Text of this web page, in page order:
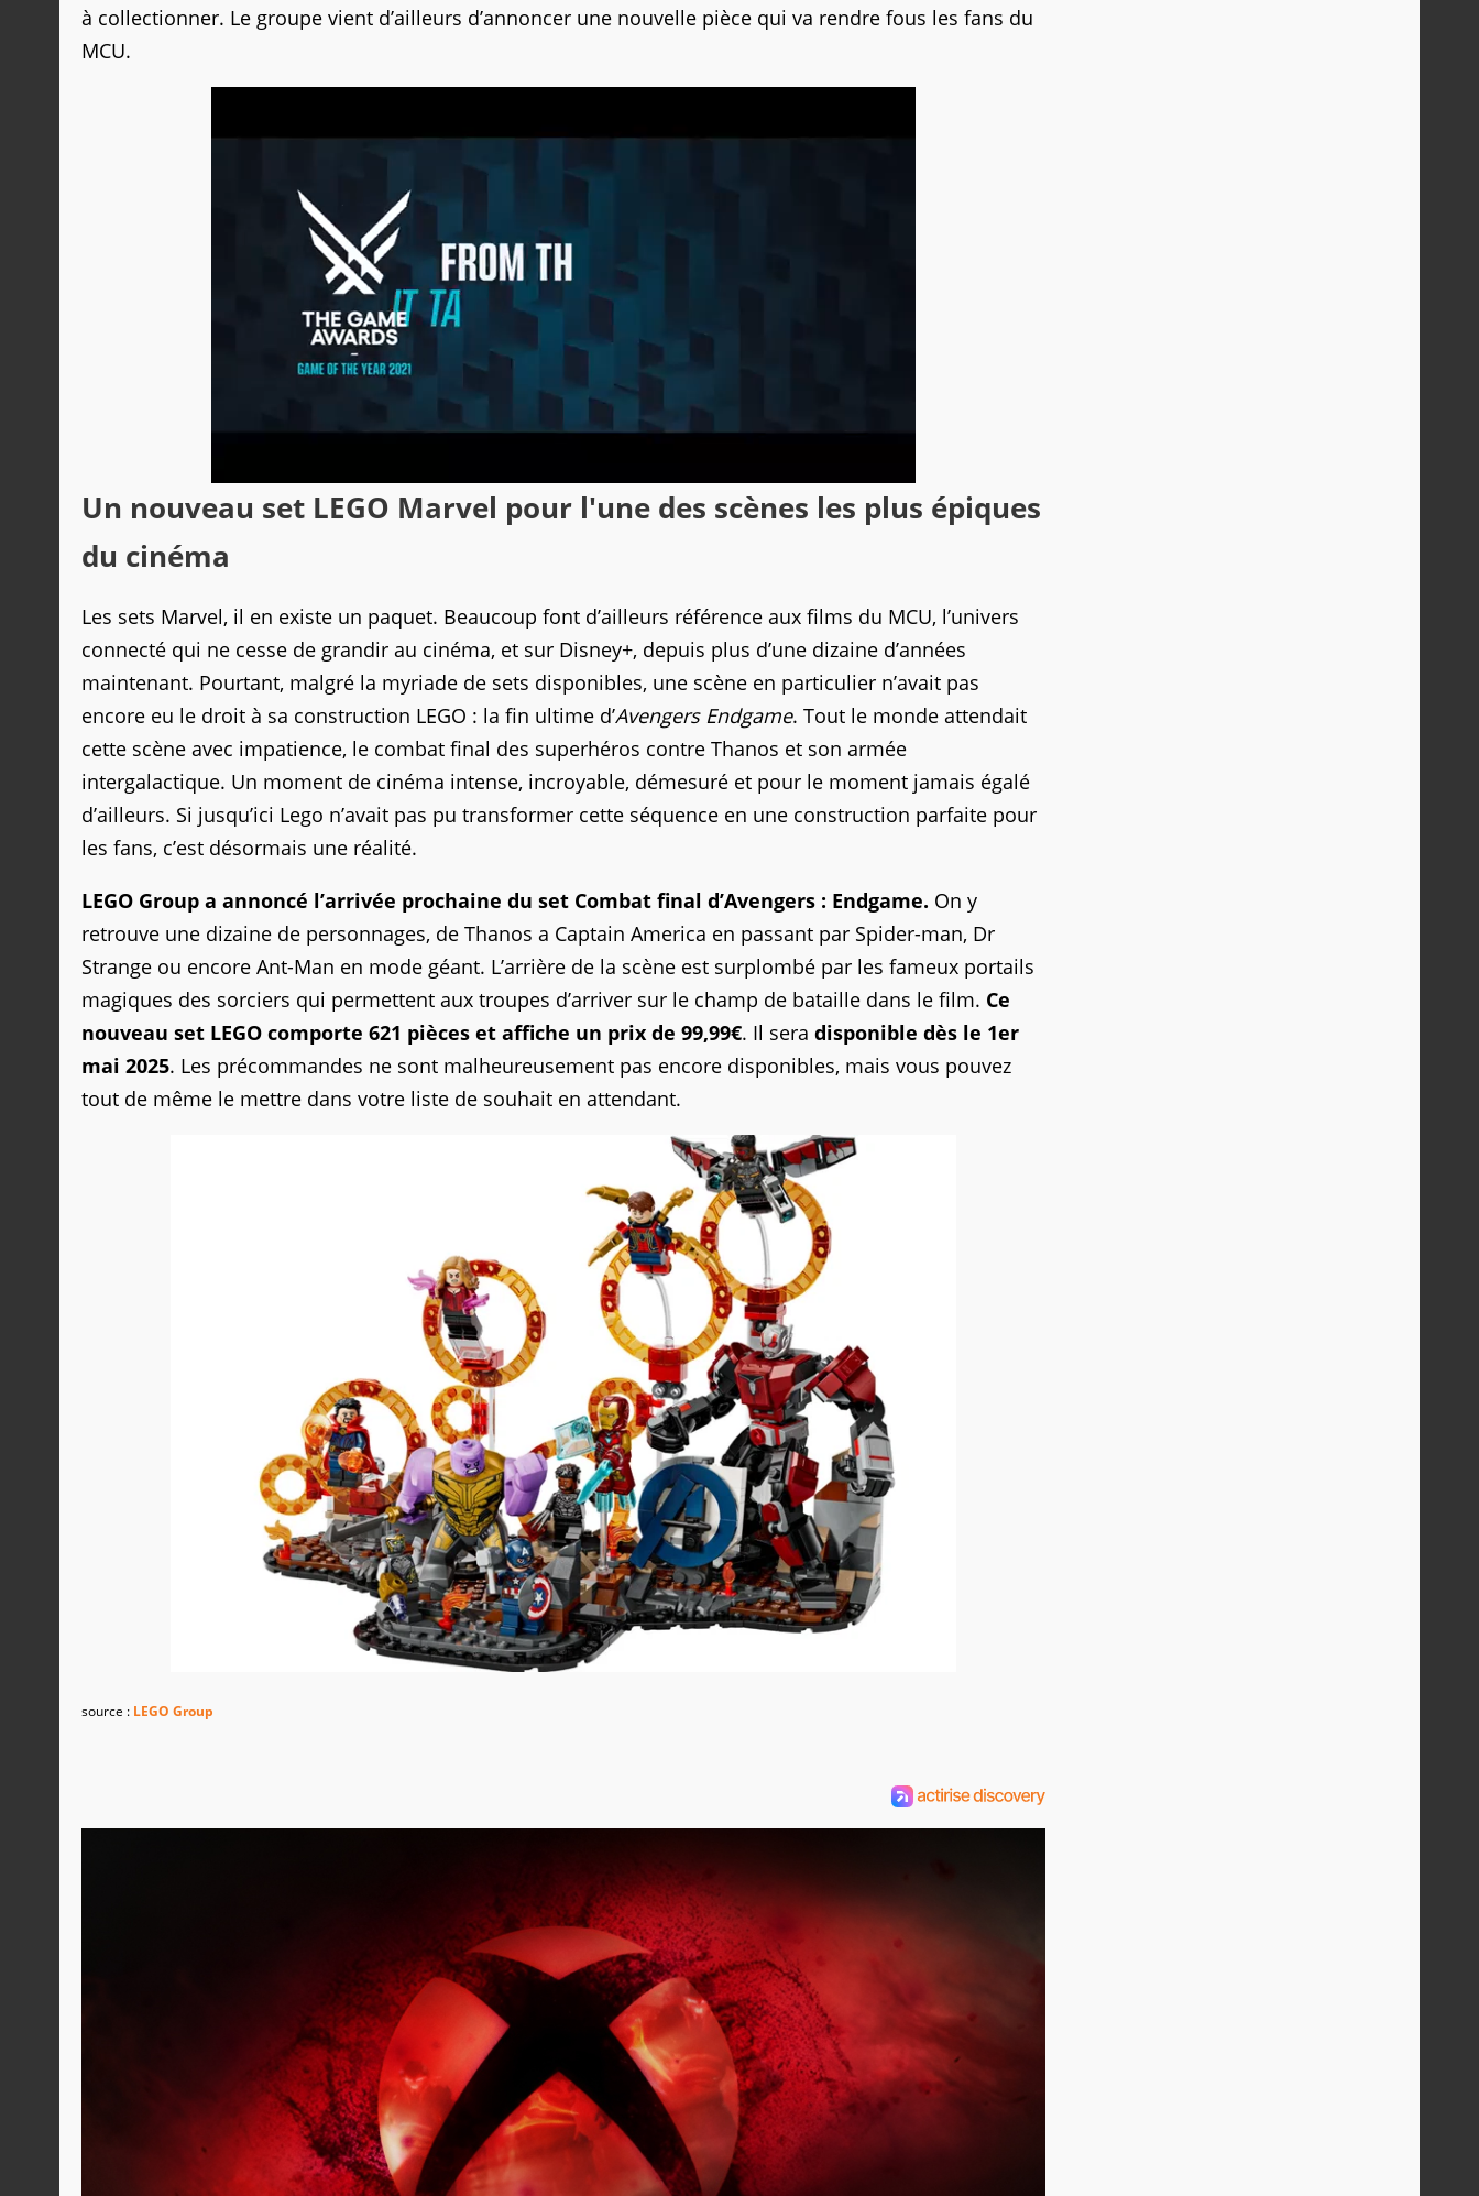
à collectionner. Le groupe vient d’ailleurs d’annoncer une nouvelle pièce qui va rendre fous les fans du
MCU.
Un nouveau set LEGO Marvel pour l'une des scènes les plus épiques
du cinéma
Les sets Marvel, il en existe un paquet. Beaucoup font d’ailleurs référence aux films du MCU, l’univers
connecté qui ne cesse de grandir au cinéma, et sur Disney+, depuis plus d’une dizaine d’années
maintenant. Pourtant, malgré la myriade de sets disponibles, une scène en particulier n’avait pas
encore eu le droit à sa construction LEGO : la fin ultime d’Avengers Endgame. Tout le monde attendait
cette scène avec impatience, le combat final des superhéros contre Thanos et son armée
intergalactique. Un moment de cinéma intense, incroyable, démesuré et pour le moment jamais égalé
d’ailleurs. Si jusqu’ici Lego n’avait pas pu transformer cette séquence en une construction parfaite pour
les fans, c’est désormais une réalité.
LEGO Group a annoncé l’arrivée prochaine du set Combat final d’Avengers : Endgame. On y
retrouve une dizaine de personnages, de Thanos a Captain America en passant par Spider-man, Dr
Strange ou encore Ant-Man en mode géant. L’arrière de la scène est surplombé par les fameux portails
magiques des sorciers qui permettent aux troupes d’arriver sur le champ de bataille dans le film. Ce
nouveau set LEGO comporte 621 pièces et affiche un prix de 99,99€. Il sera disponible dès le 1er
mai 2025. Les précommandes ne sont malheureusement pas encore disponibles, mais vous pouvez
tout de même le mettre dans votre liste de souhait en attendant.
source : LEGO Group